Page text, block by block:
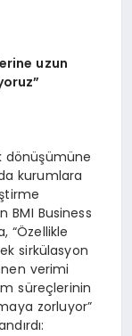
uzun
dönüşümüne
kurumlara
BMI Business
“Özellikle
sirkülasyon
verimi
süreçlerinin
zorluyor”